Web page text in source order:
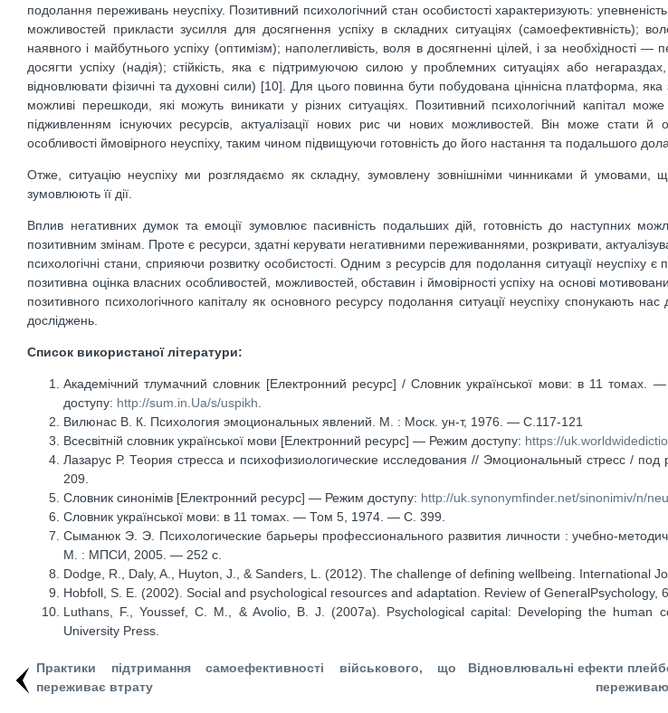
подолання переживань неуспіху. Позитивний психологічний стан особистості характеризують:
можливостей прикласти зусилля для досягнення успіху в складних ситуаціях (самоефективність);
наявного і майбутнього успіху (оптимізм); наполегливість, воля в досягненні цілей, і за необхідності
досягти успіху (надія); стійкість, яка є підтримуючою силою у проблемних ситуаціях або
відновлювати фізичні та духовні сили) [10]. Для цього повинна бути побудована ціннісна платформа,
можливі перешкоди, які можуть виникати у різних ситуаціях. Позитивний психологічний капітал
підживленням існуючих ресурсів, актуалізації нових рис чи нових можливостей. Він може стати
особливості ймовірного неуспіху, таким чином підвищуючи готовність до його настання та подальшого
Отже, ситуацію неуспіху ми розглядаємо як складну, зумовлену зовнішніми чинниками й
зумовлюють її дії.
Вплив негативних думок та емоції зумовлює пасивність подальших дій, готовність до наступних
позитивним змінам. Проте є ресурси, здатні керувати негативними переживаннями, розкривати,
психологічні стани, сприяючи розвитку особистості. Одним з ресурсів для подолання ситуації неуспіху є
позитивна оцінка власних особливостей, можливостей, обставин і ймовірності успіху на основі
позитивного психологічного капіталу як основного ресурсу подолання ситуації неуспіху спонукають
досліджень.
Список використаної літератури:
Академічний тлумачний словник [Електронний ресурс] / Словник української мови: в 11
доступу: http://sum.in.Ua/s/uspikh
Вилюнас В. К. Психология эмоциональных явлений. М. : Моск. ун-т, 1976. — С.117-121
Всесвітній словник української мови [Електронний ресурс] — Режим доступу: https://
Лазарус Р. Теория стресса и психофизиологические исследования // Эмоциональный стресс /
209.
Словник синонімів [Електронний ресурс] — Режим доступу: http://uk.synonymfinder.net/sinonimiv/n/
Словник української мови: в 11 томах. — Том 5, 1974. — С. 399.
Сыманюк Э. Э. Психологические барьеры профессионального развития личности : учебно-
М. : МПСИ, 2005. — 252 с.
Dodge, R., Daly, A., Huyton, J., & Sanders, L. (2012). The challenge of defining wellbeing. International
Hobfoll, S. E. (2002). Social and psychological resources and adaptation. Review of GeneralPsychology,
Luthans, F., Youssef, C. M., & Avolio, B. J. (2007a). Psychological capital: Developing the human
University Press.
Практики підтримання самоефективності військового, що
переживає втрату
Відновлювальні ефекти